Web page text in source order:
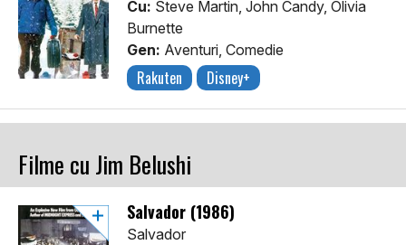
Cu: Steve Martin, John Candy, Olivia
Burnette
Gen: Aventuri, Comedie
Rakuten Disney+
Filme cu Jim Belushi
Salvador (1986)
Salvador